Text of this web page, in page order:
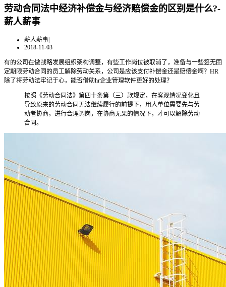
劳动合同法中经济补偿金与经济赔偿金的区别是什么?-
薪人薪事
薪人薪事|
2018-11-03
有的公司在做战略发展组织架构调整，有些工作岗位被取消了，准备与一些签无固
定期限劳动合同的员工解除劳动关系，公司是应该支付补偿金还是赔偿金啊？HR
除了将劳动法牢记于心，能否借助hr企业管理软件更好的处理？
按照《劳动合同法》第四十条第（三）款规定，在客观情况变化且
导致原来的劳动合同无法继续履行的前提下，用人单位需要先与劳
动者协商，进行合理调岗，在协商无果的情况下，才可以解除劳动
合同。